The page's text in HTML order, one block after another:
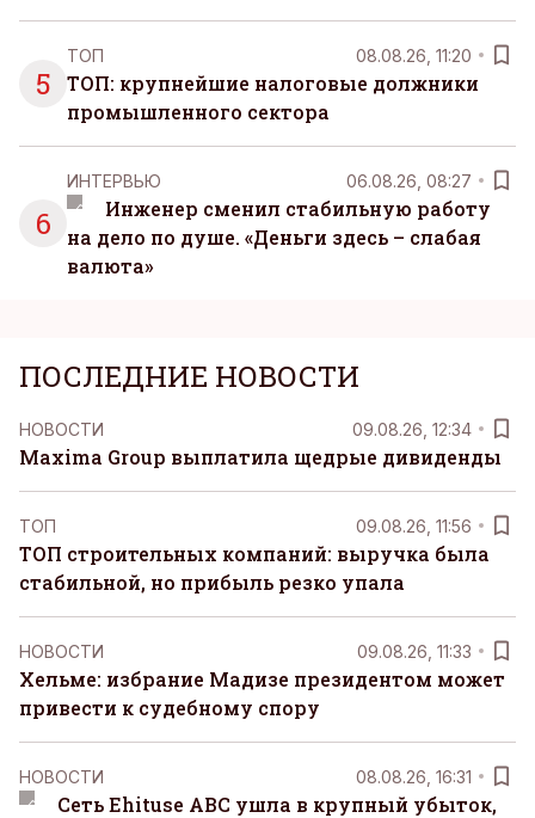
5
ТОП 08.08.26, 11:20
ТОП: крупнейшие налоговые должники
промышленного сектора
6
ИНТЕРВЬЮ 06.08.26, 08:27
Инженер сменил стабильную работу
на дело по душе. «Деньги здесь – слабая
валюта»
ПОСЛЕДНИЕ НОВОСТИ
НОВОСТИ 09.08.26, 12:34
Maxima Group выплатила щедрые дивиденды
ТОП 09.08.26, 11:56
ТОП строительных компаний: выручка была
стабильной, но прибыль резко упала
НОВОСТИ 09.08.26, 11:33
Хельме: избрание Мадизе президентом может
привести к судебному спору
НОВОСТИ 08.08.26, 16:31
Сеть Ehituse ABC ушла в крупный убыток,